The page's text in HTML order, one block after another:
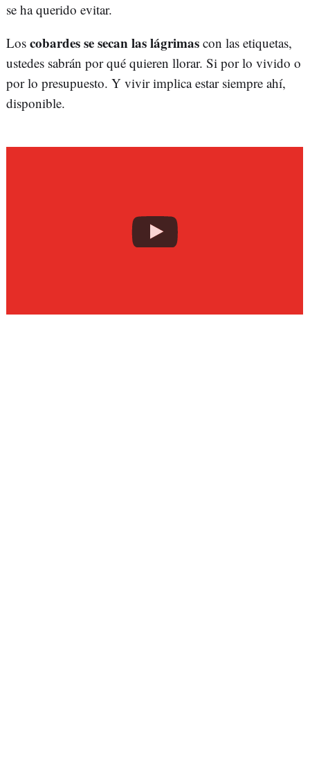
se ha querido evitar.
Los cobardes se secan las lágrimas con las etiquetas,
ustedes sabrán por qué quieren llorar. Si por lo vivido o
por lo presupuesto. Y vivir implica estar siempre ahí,
disponible.